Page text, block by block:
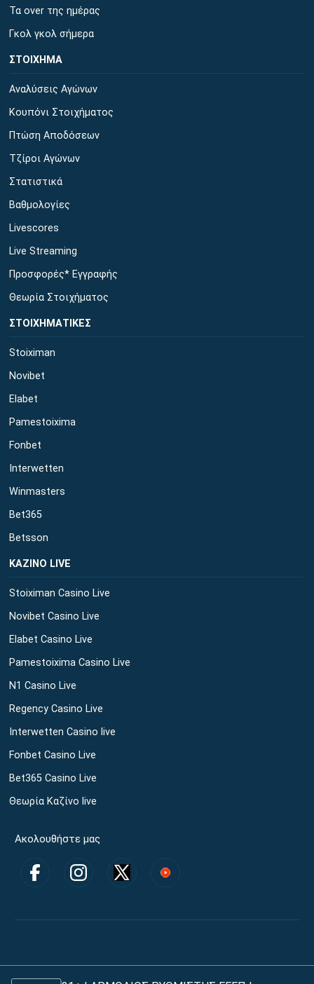
Τα over της ημέρας
Γκολ γκολ σήμερα
ΣΤΟΙΧΗΜΑ
Αναλύσεις Αγώνων
Κουπόνι Στοιχήματος
Πτώση Αποδόσεων
Τζίροι Αγώνων
Στατιστικά
Βαθμολογίες
Livescores
Live Streaming
Προσφορές* Εγγραφής
Θεωρία Στοιχήματος
ΣΤΟΙΧΗΜΑΤΙΚΕΣ
Stoiximan
Novibet
Elabet
Pamestoixima
Fonbet
Interwetten
Winmasters
Bet365
Betsson
ΚΑΖΙΝΟ LIVE
Stoiximan Casino Live
Novibet Casino Live
Elabet Casino Live
Pamestoixima Casino Live
N1 Casino Live
Regency Casino Live
Interwetten Casino live
Fonbet Casino Live
Bet365 Casino Live
Θεωρία Καζίνο live
Ακολουθήστε μας